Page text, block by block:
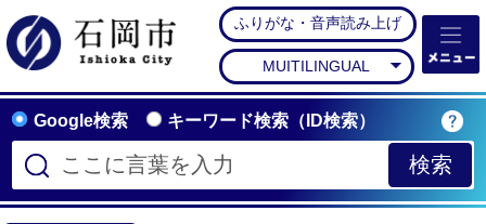
石岡市公式ホームペー
ふりがな・音声読み上げ
MUITILINGUAL
Google検索 キーワード検索（ID検索）